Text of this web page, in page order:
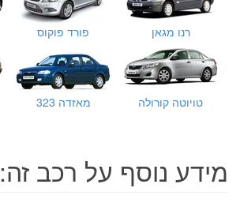
רנו מגאן פורד פוקוס
טויוטה קורולה מאזדה 323
מידע נוסף על רכב זה: